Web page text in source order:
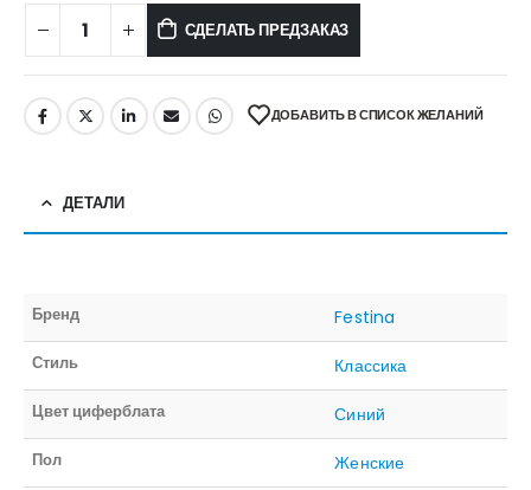
СДЕЛАТЬ ПРЕДЗАКАЗ
ДОБАВИТЬ В СПИСОК ЖЕЛАНИЙ
ДЕТАЛИ
Бренд Festina
Стиль Классика
Цвет циферблата Синий
Пол Женские